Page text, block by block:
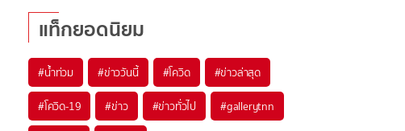
แท็กยอดนิยม
#น้ำท่วม #ข่าววันนี้ #โควิด #ข่าวล่าสุด
#โควิด-19 #ข่าว #ข่าวทั่วไป #gallerytnn